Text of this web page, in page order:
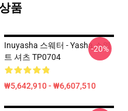
품
Inuyasha 스웨터 - Yasha 스웨
트 셔츠 TP0704
₩5,642,910 - ₩6,607,510
-20%